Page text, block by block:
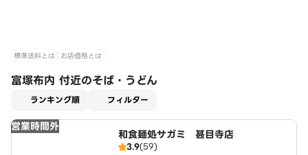
標準送料とは お店価格とは
富塚布内 付近のそば・うどん
ランキング順 フィルター
営業時間外
和食麺処サガミ 甚目寺店
3.9(59)